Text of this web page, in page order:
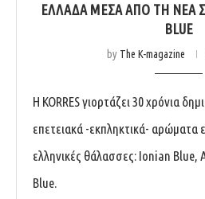
ΕΛΛΆΔΑ ΜΈΣΑ ΑΠΌ ΤΗ ΝΈΑ
BLUE
by The K-magazine
Η KORRES γιορτάζει 30 χρόνια
επετειακά -εκπληκτικά- αρώματα
ελληνικές θάλασσες: Ionian Blue,
Blue.